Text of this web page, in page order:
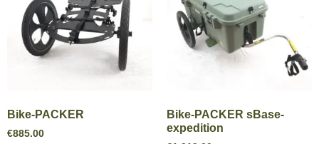
Bike-PACKER
€885.00
Bike-PACKER sBase-
expedition